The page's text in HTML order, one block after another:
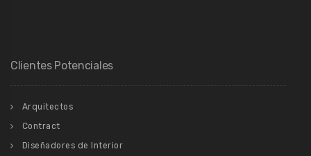
Clientes Potenciales
Arquitectos
Contract
Diseñadores de Interior